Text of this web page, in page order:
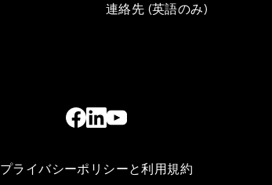
連絡先 (英語のみ)
プライバシーポリシーと利用規約